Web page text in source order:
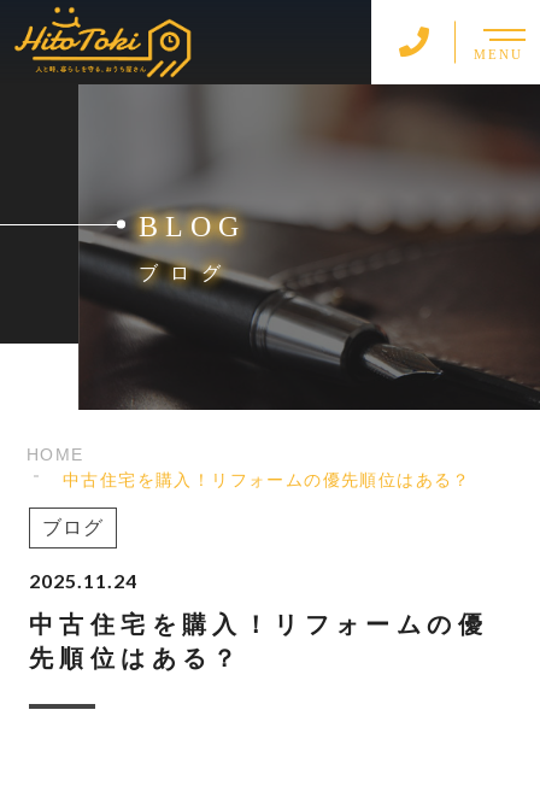
MENU
BLOG
ブログ
HOME
中古住宅を購入！リフォームの優先順位はある？
ブログ
2025.11.24
中古住宅を購入！リフォームの優
先順位はある？